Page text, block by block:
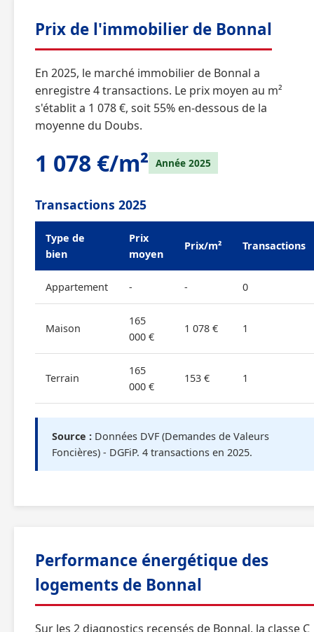
Prix de l'immobilier de Bonnal
En 2025, le marché immobilier de Bonnal a
enregistre 4 transactions. Le prix moyen au m²
s'établit a 1 078 €, soit 55% en-dessous de la
moyenne du Doubs.
1 078 €/m² Année 2025
Transactions 2025
Type de
bien
Prix
moyen
Prix/m² Transactions
Appartement - - 0
Maison
165
000 €
1 078 € 1
Terrain
165
000 €
153 € 1
Source : Données DVF (Demandes de Valeurs
Foncières) - DGFiP. 4 transactions en 2025.
Performance énergétique des
logements de Bonnal
Sur les 2 diagnostics recensés de Bonnal, la classe C